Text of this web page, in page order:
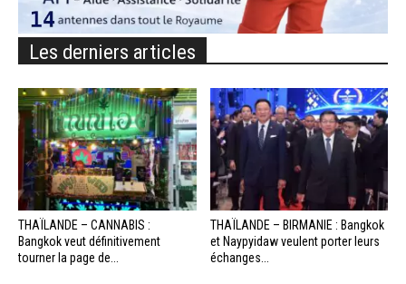
Les derniers articles
THAÏLANDE – CANNABIS :
Bangkok veut définitivement
tourner la page de...
THAÏLANDE – BIRMANIE : Bangkok
et Naypyidaw veulent porter leurs
échanges...